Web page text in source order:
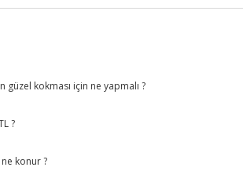
güzel kokması için ne yapmalı ?
?
konur ?